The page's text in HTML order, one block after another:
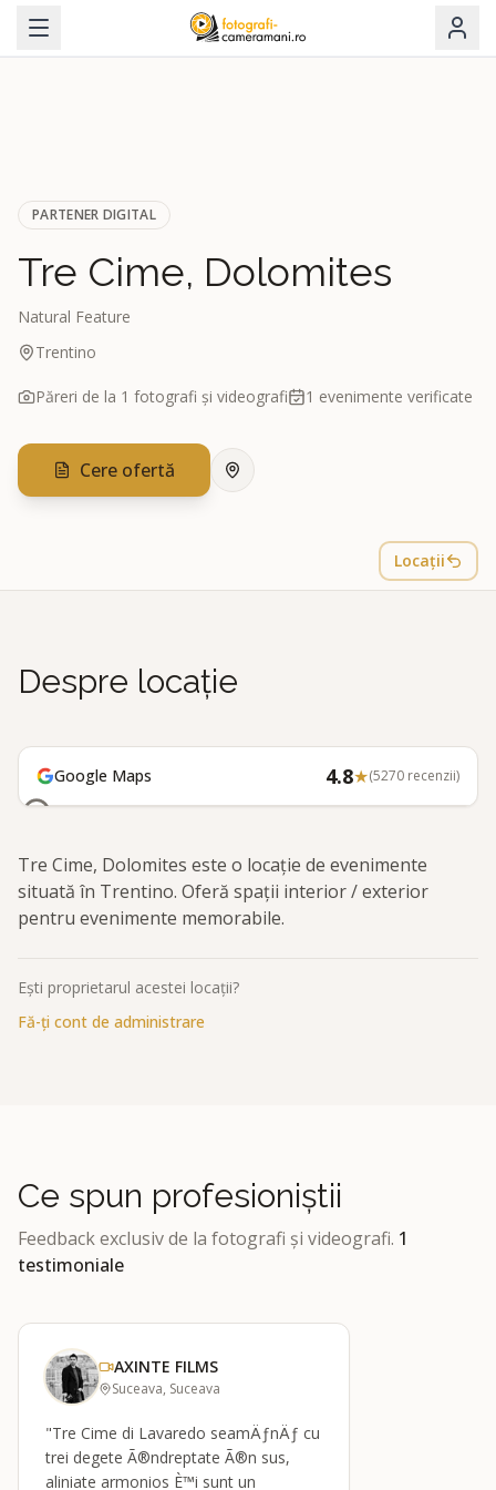
PARTENER DIGITAL
Tre Cime, Dolomites
Natural Feature
Trentino
Păreri de la 1 fotografi și videografi 1 evenimente verificate
Cere ofertă
Locații
Despre locație
Google Maps 4.8★(5270 recenzii)
Tre Cime, Dolomites este o locație de evenimente
situată în Trentino. Oferă spații interior / exterior
pentru evenimente memorabile.
Ești proprietarul acestei locații?
Fă-ți cont de administrare
Ce spun profesioniștii
Feedback exclusiv de la fotografi și videografi. 1
testimoniale
AXINTE FILMS
Suceava, Suceava
"Tre Cime di Lavaredo seamÄƒnÄƒ cu
trei degete Ã®ndreptate Ã®n sus,
aliniate armonios È™i sunt un